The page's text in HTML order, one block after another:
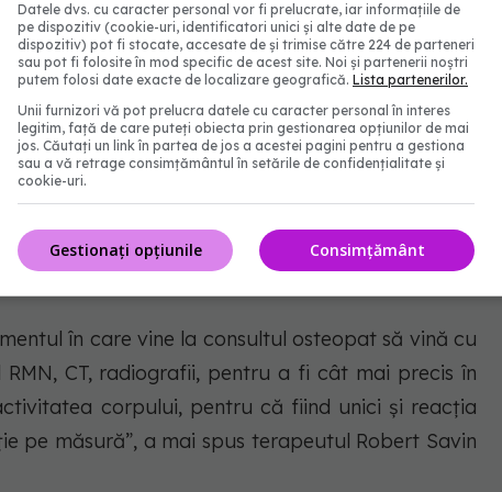
osteopatia
este important să scoatem pacientul din starea
fără ca pacientul să aibă probleme,
consumabilele, este foarte important să
atunci când ai probleme îți dai seama, de fapt,
în care vine la consultul osteopat să vină cu
CT, radiografii, pentru a fi cât mai precis în
corpului, pentru că fiind unici și reacția
pe măsură”, a mai spus terapeutul Robert Savin
Datele dvs. cu caracter personal vor fi prelucrate, iar informațiile de
pe dispozitiv (cookie-uri, identificatori unici și alte date de pe
dispozitiv) pot fi stocate, accesate de și trimise către 224 de parteneri
sau pot fi folosite în mod specific de acest site. Noi și partenerii noștri
putem folosi date exacte de localizare geografică. Lista partenerilor.
Unii furnizori vă pot prelucra datele cu caracter personal în interes
legitim, față de care puteți obiecta prin gestionarea opțiunilor de mai
jos. Căutați un link în partea de jos a acestei pagini pentru a gestiona
sau a vă retrage consimțământul în setările de confidențialitate și
cookie-uri.
Consimțământ
Gestionați opțiunile